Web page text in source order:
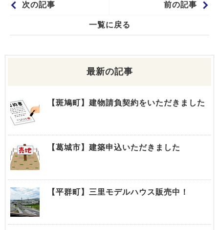
次の記事 前の記事
一覧に戻る
最新の記事
【斑鳩町】建物請負契約をいただきました
【葛城市】建築申込いただきました
【平群町】三里モデルハウス販売中！